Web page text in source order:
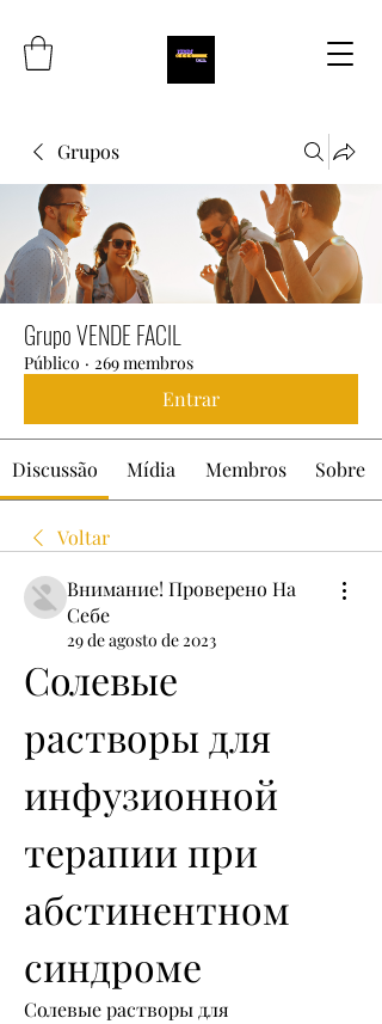
Grupos
Grupo VENDE FACIL
Público · 269 membros
Entrar
Discussão Mídia Membros Sobre
Voltar
Внимание! Проверено На
Себе
29 de agosto de 2023
Солевые
растворы для
инфузионной
терапии при
абстинентном
синдроме
Солевые растворы для